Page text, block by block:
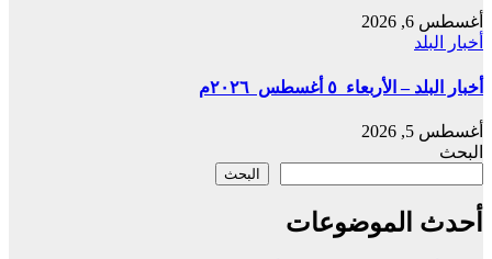
أغسطس 6, 2026
أخبار البلد
أخبار البلد – الأربعاء ٥ أغسطس ٢٠٢٦م
أغسطس 5, 2026
البحث
البحث
أحدث الموضوعات